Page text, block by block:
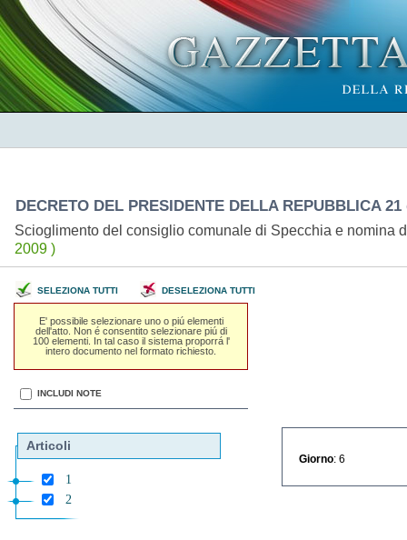
DECRETO DEL PRESIDENTE DELLA REPUBBLICA
Scioglimento del consiglio comunale di Specchia e nomina
2009 )
SELEZIONA TUTTI DESELEZIONA TUTTI
E' possibile selezionare uno o piú elementi
dell'atto. Non é consentito selezionare piú di
100 elementi. In tal caso il sistema proporrá l'
intero documento nel formato richiesto.
INCLUDI NOTE
Articoli
1
2
Giorno : 6